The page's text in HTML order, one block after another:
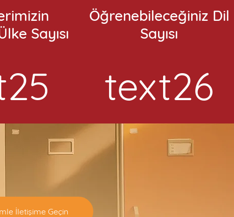
Sayısı
Öğrenebileceğiniz Dil
Sayısı
text26
İletişime Geçin